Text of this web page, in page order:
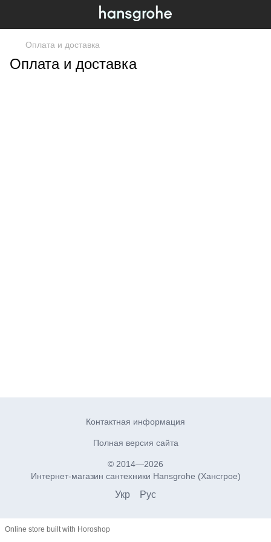
Оплата и доставка
Оплата и доставка
Контактная информация
Полная версия сайта
© 2014—2026
Интернет-магазин сантехники Hansgrohe (Хансгрое)
Укр Рус
Online store built with Horoshop